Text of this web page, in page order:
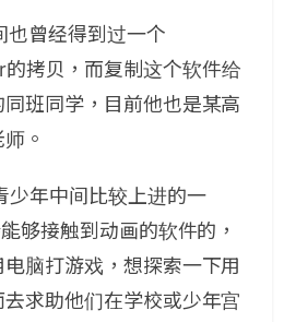
曾经得到过一个
拷贝，而复制这个软件给
班同学，目前他也是某高
。
少年中间比较上进的一
够接触到动画的软件的，
脑打游戏，想探索一下用
求助他们在学校或少年宫